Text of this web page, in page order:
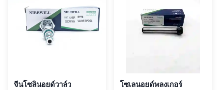
จีนโซลินอยด์วาล์ว
โซเลนอยด์พลงเกอร์